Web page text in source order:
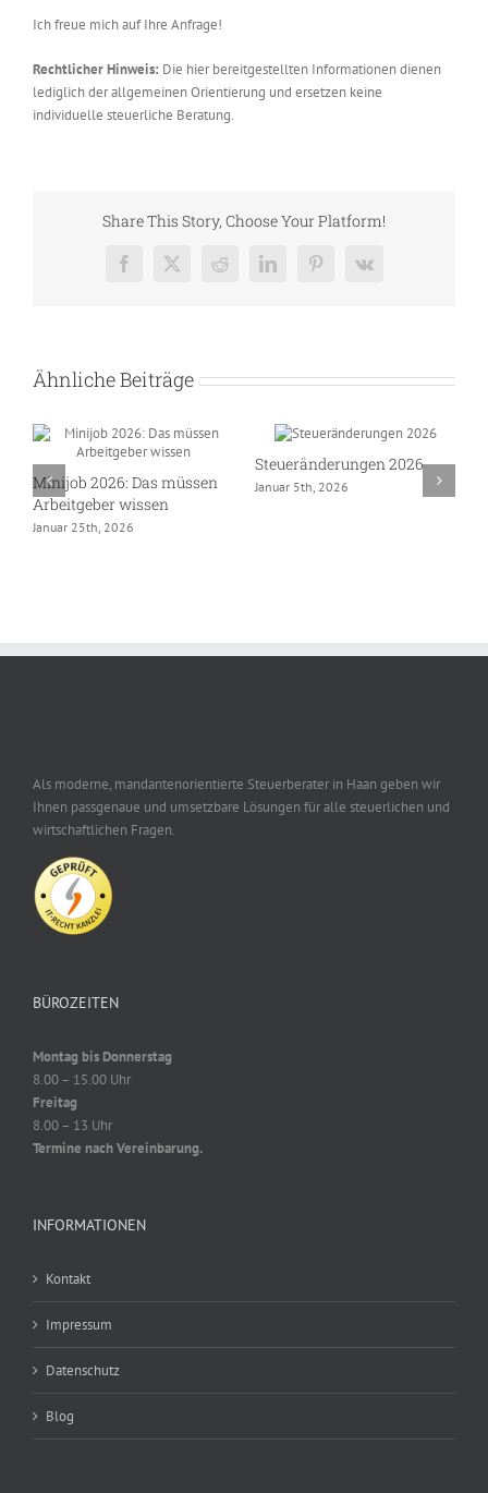
Ich freue mich auf Ihre Anfrage!
Rechtlicher Hinweis: Die hier bereitgestellten Informationen dienen
lediglich der allgemeinen Orientierung und ersetzen keine
individuelle steuerliche Beratung.
Share This Story, Choose Your Platform!
Facebook
X RedditLinkedInPinterest
Vk
Ähnliche Beiträge
Minijob 2026: Das müssen
Arbeitgeber wissen
Januar 25th, 2026
Steueränderungen 2026
Januar 5th, 2026
Als moderne, mandantenorientierte Steuerberater in Haan geben wir
Ihnen passgenaue und umsetzbare Lösungen für alle steuerlichen und
wirtschaftlichen Fragen.
BÜROZEITEN
Montag bis Donnerstag
8.00 – 15.00 Uhr
Freitag
8.00 – 13 Uhr
Termine nach Vereinbarung.
INFORMATIONEN
Kontakt
Impressum
Datenschutz
Blog